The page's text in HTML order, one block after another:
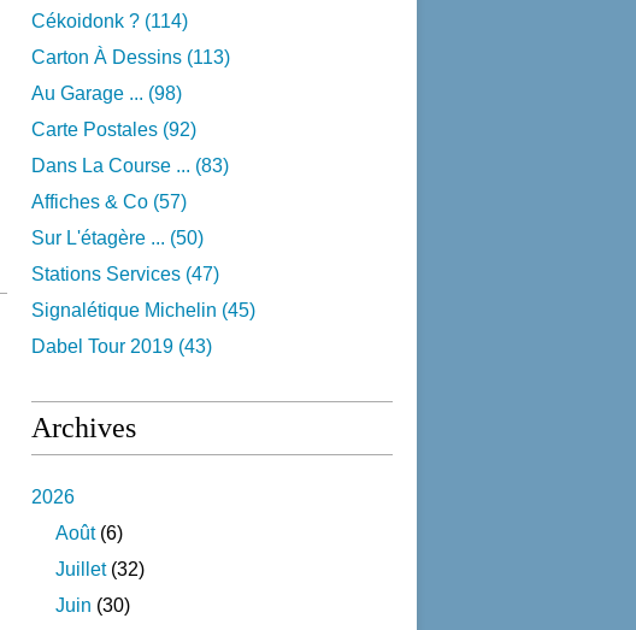
Cékoidonk ? (114)
Carton À Dessins (113)
Au Garage ... (98)
Carte Postales (92)
Dans La Course ... (83)
Affiches & Co (57)
Sur L'étagère ... (50)
Stations Services (47)
Signalétique Michelin (45)
Dabel Tour 2019 (43)
Archives
2026
Août(6)
Juillet(32)
Juin (30)